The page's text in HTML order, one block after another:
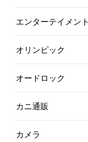
エンターテイメント
オリンピック
オードロック
カニ通販
カメラ